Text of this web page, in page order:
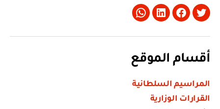
Twitter
Facebook
LinkedIn
Whatsapp
أقسام الموقع
المراسيم السلطانية
القرارات الوزارية